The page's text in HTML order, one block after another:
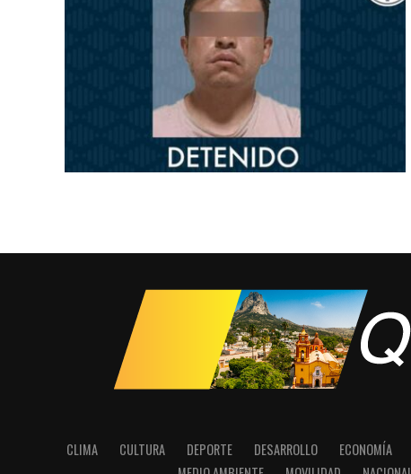
CLIMA CULTURA DEPORTE DESARROLLO ECONOMÍA